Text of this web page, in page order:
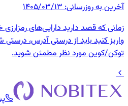
آخرین به روزرسانی:۱۴۰۵/۰۳/۱۳
زمانی که قصد دارید دارایی‌های
واریز کنید باید از درستی آدرس،
توکن/کوین مورد نظر مطمئن شوید.